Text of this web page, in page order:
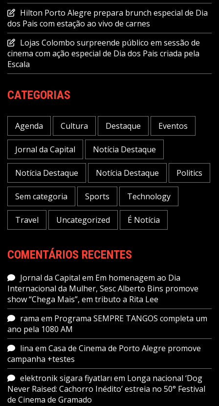
Hilton Porto Alegre prepara brunch especial de Dia
dos Pais com estação ao vivo de carnes
Lojas Colombo surpreende público em sessão de
cinema com ação especial de Dia dos Pais criada pela
Escala
CATEGORIAS
Agenda Cultura Destaque Eventos
Jornal da Capital Notícia Destaque
Notícia Destaque Notícia Destaque Politics
Sem categoria Sports Technology
Travel Uncategorized É Notícia
COMENTÁRIOS RECENTES
Jornal da Capital em Em homenagem ao Dia
Internacional da Mulher, Sesc Alberto Bins promove
show “Chega Mais”, em tributo a Rita Lee
rama em Programa SEMPRE TANGOS completa um
ano pela 1080 AM
lina em Casa de Cinema de Porto Alegre promove
campanha +testes
elektronik sigara fiyatları em Longa nacional ‘Dog
Never Raised: Cachorro Inédito’ estreia no 50° Festival
de Cinema de Gramado